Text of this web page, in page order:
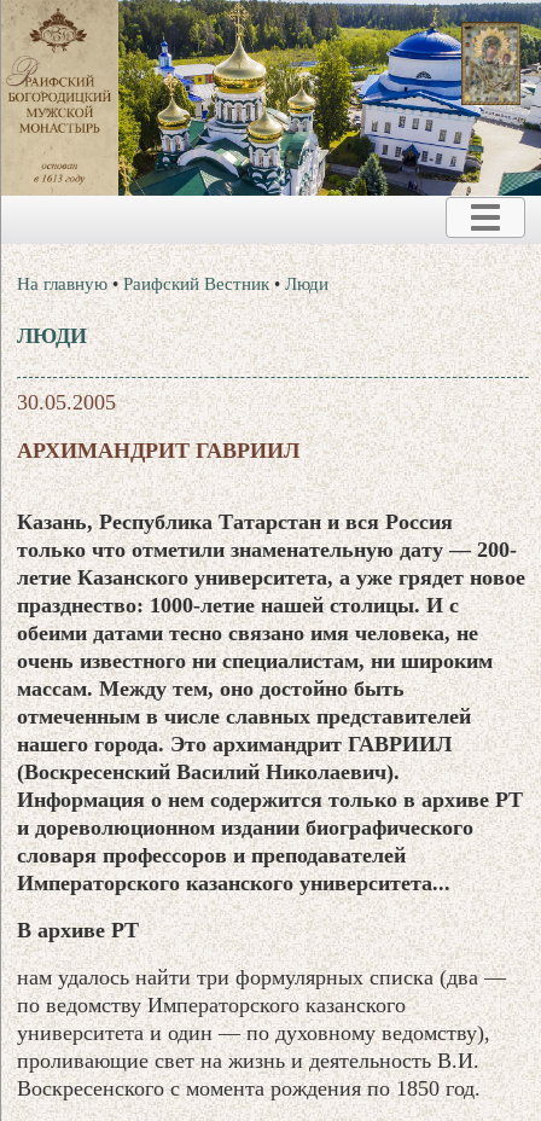
На главную •Раифский Вестник •Люди
ЛЮДИ
30.05.2005
АРХИМАНДРИТ ГАВРИИЛ
Казань, Республика Татарстан и вся Россия
только что отметили знаменательную дату — 200-
летие Казанского университета, а уже грядет новое
празднество: 1000-летие нашей столицы. И с
обеими датами тесно связано имя человека, не
очень известного ни специалистам, ни широким
массам. Между тем, оно достойно быть
отмеченным в числе славных представителей
нашего города. Это архимандрит ГАВРИИЛ
(Воскресенский Василий Николаевич).
Информация о нем содержится только в архиве РТ
и дореволюционном издании биографического
словаря профессоров и преподавателей
Императорского казанского университета...
В архиве РТ
нам удалось найти три формулярных списка (два —
по ведомству Императорского казанского
университета и один — по духовному ведомству),
проливающие свет на жизнь и деятельность В.И.
Воскресенского с момента рождения по 1850 год.